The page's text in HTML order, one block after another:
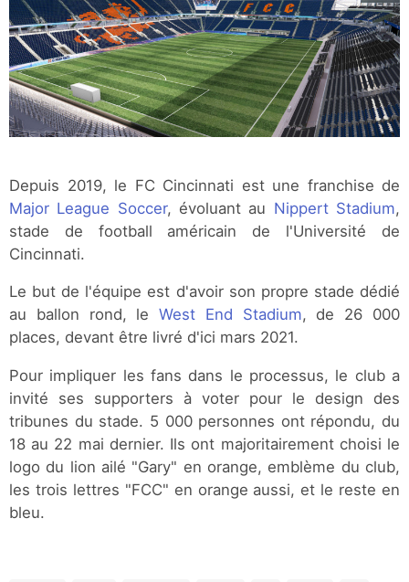
Depuis 2019, le FC Cincinnati est une franchise de
Major League Soccer, évoluant au Nippert Stadium,
stade de football américain de l'Université de
Cincinnati.
Le but de l'équipe est d'avoir son propre stade dédié
au ballon rond, leWest End Stadium, de 26 000
places, devant être livré d'ici mars 2021.
Pour impliquer les fans dans le processus, le club a
invité ses supporters à voter pour le design des
tribunes du stade. 5 000 personnes ont répondu, du
18 au 22 mai dernier. Ils ont majoritairement choisi le
logo du lion ailé "Gary" en orange, emblème du club,
les trois lettres "FCC" en orange aussi, et le reste en
bleu.